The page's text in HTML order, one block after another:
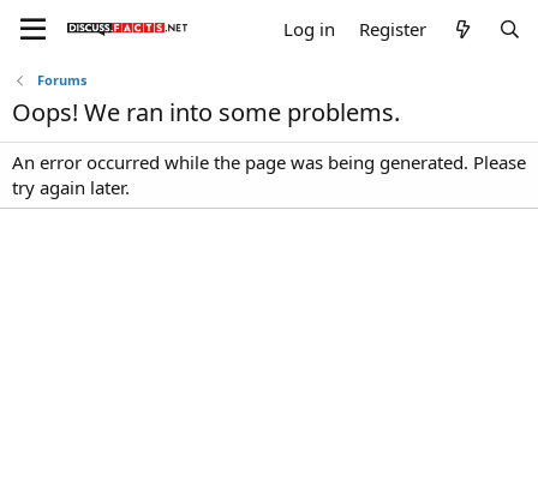
Log in Register
Forums
Oops! We ran into some problems.
An error occurred while the page was being generated. Please
try again later.